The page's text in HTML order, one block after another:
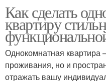
Как сделать
квартиру
Однокомнатная квартира
проживания, но и
отражать вашу